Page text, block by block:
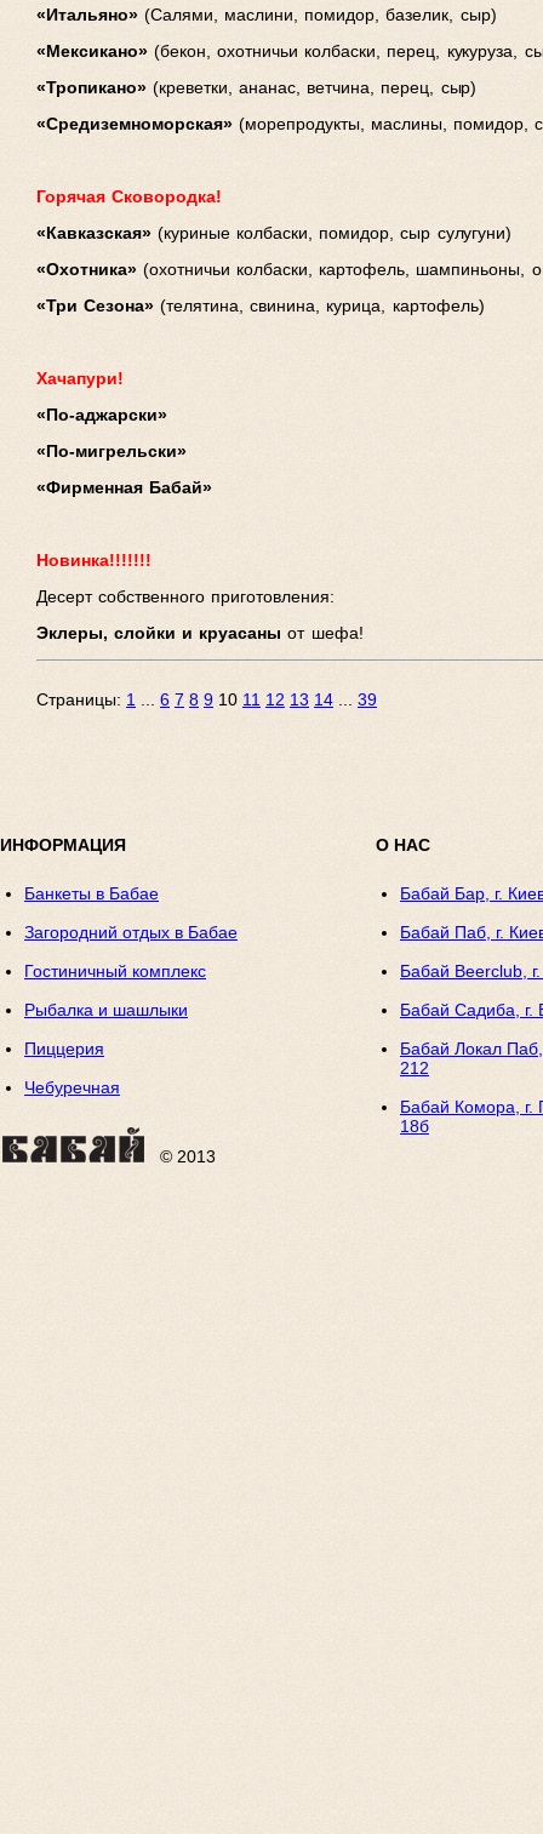
«Итальяно»(Салями, маслини, помидор, базелик, сыр)
«Мексикано» (бекон, охотничьи колбаски, перец, кукуруза,
«Тропикано» (креветки, ананас, ветчина, перец, сыр)
«Средиземноморская» (морепродукты, маслины, помидор,
Горячая Сковородка!
«Кавказская» (куриные колбаски, помидор, сыр сулугуни)
«Охотника» (охотничьи колбаски, картофель, шампиньоны,
«Три Сезона» (телятина, свинина, курица, картофель)
Хачапури!
«По-аджарски»
«По-мигрельски»
«Фирменная Бабай»
Новинка!!!!!!!
Десерт собственного приготовления:
Эклеры, слойки и круасаны от шефа!
Страницы: 1 6 7 8 9 10 11 12 13 14 39
© 2013
ИНФОРМАЦИЯ
Банкеты в Бабае
Загородний отдых в Бабае
Гостиничный комплекс
Рыбалка и шашлыки
Пиццерия
Чебуречная
О НАС
Бабай Бар, г.
Бабай Паб, г.
Бабай Beerclub,
Бабай Садиба, г.
Бабай Локал
212
Бабай Комора, г.
18б